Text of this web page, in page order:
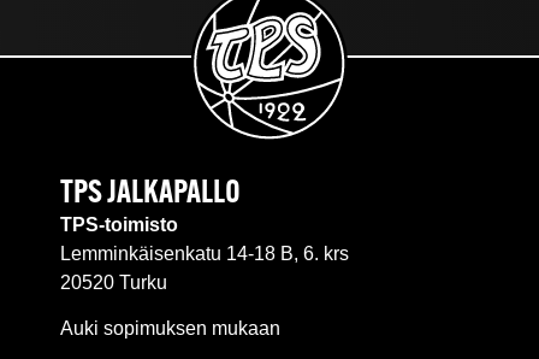
TPS JALKAPALLO
TPS-toimisto
Lemminkäisenkatu 14-18 B, 6. krs
20520 Turku
Auki sopimuksen mukaan